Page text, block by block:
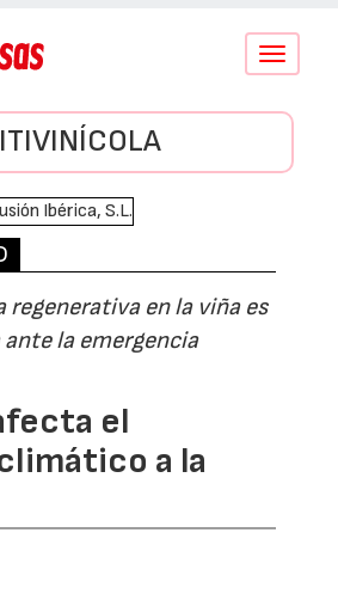
Conmutar
regenerativa en la viña es
la emergencia
el
a la